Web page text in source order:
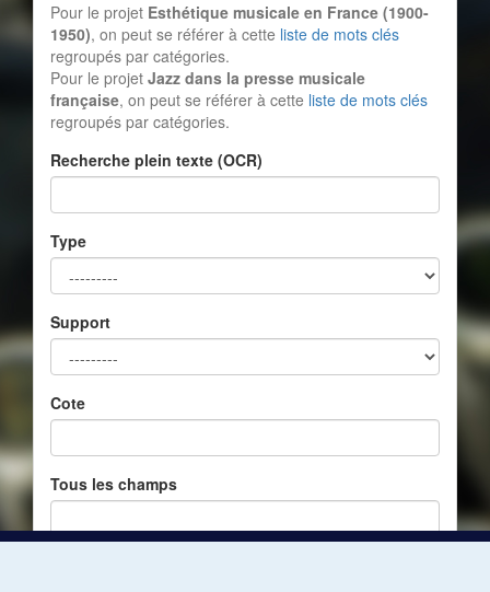
Pour le projet Esthétique musicale en France (1900-
1950), on peut se référer à cette liste de mots clés
regroupés par catégories.
Pour le projet Jazz dans la presse musicale
française, on peut se référer à cette liste de mots clés
regroupés par catégories.
Recherche plein texte (OCR)
Type
Support
Cote
Tous les champs